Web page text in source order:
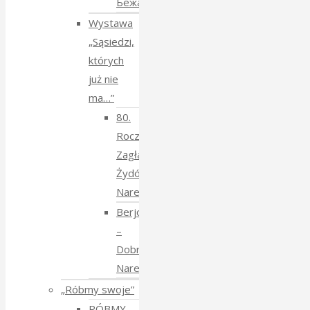
Wystawa
„Sąsiedzi,
których
już nie
ma…”
80.
Rocznica
Zagłady
Żydów
Narewkowskich
Berjozkele
–
Dobranoc
Narewko
„Róbmy swoje”